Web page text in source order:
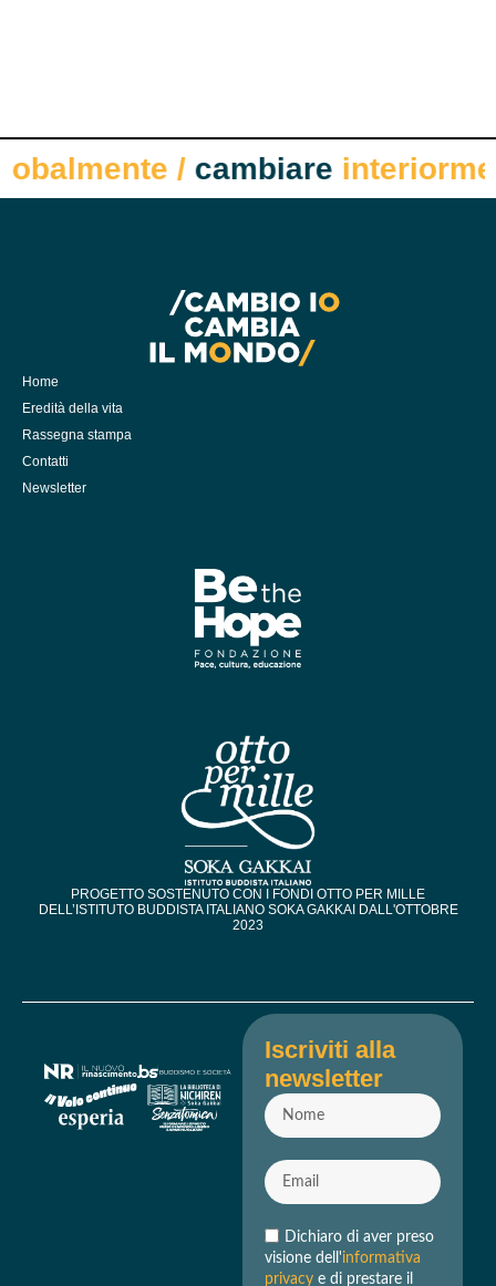
/cambiare
Home
Eredità della vita
Rassegna stampa
Contatti
Newsletter
PROGETTO SOSTENUTO CON I FONDI OTTO PER MILLE
DELL’ISTITUTO BUDDISTA ITALIANO SOKA GAKKAI DALL'OTTOBRE
2023​
Iscriviti alla
newsletter
Dichiaro di aver preso
visione dell'informativa
privacye di prestare il